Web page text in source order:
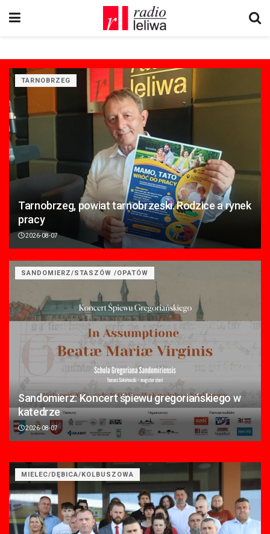
TARNOBRZEG
Tarnobrzeg, powiat tarnobrzeski. Rodzice a rynek
pracy
2026-08-07
SANDOMIERZ/STASZÓW /OPATÓW
Sandomierz: Koncert śpiewu gregoriańskiego w
katedrze
2026-08-07
MIELEC/DĘBICA/KOLBUSZOWA